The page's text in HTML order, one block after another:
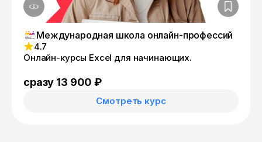
Международная школа онлайн-профессий
4.7
Онлайн-курсы Excel для начинающих.
сразу 13 900 ₽
Смотреть курс